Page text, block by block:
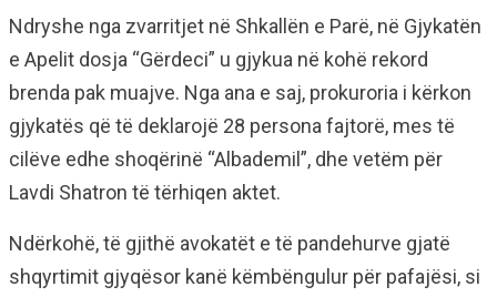
Ndryshe nga zvarritjet në Shkallën e Parë, në Gjykatën
e Apelit dosja “Gërdeci” u gjykua në kohë rekord
brenda pak muajve. Nga ana e saj, prokuroria i kërkon
gjykatës që të deklarojë 28 persona fajtorë, mes të
cilëve edhe shoqërinë “Albademil”, dhe vetëm për
Lavdi Shatron të tërhiqen aktet.
Ndërkohë, të gjithë avokatët e të pandehurve gjatë
shqyrtimit gjyqësor kanë këmbëngulur për pafajësi, si